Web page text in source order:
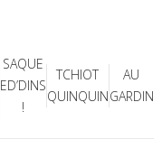
SAQUE
ED’DINS
!
TCHIOT
QUINQUIN
AU
GARDIN